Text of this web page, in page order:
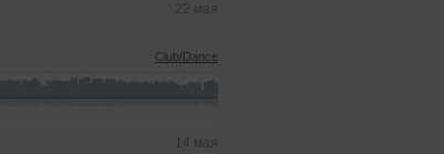
22 мая
Club/Dance
14 мая